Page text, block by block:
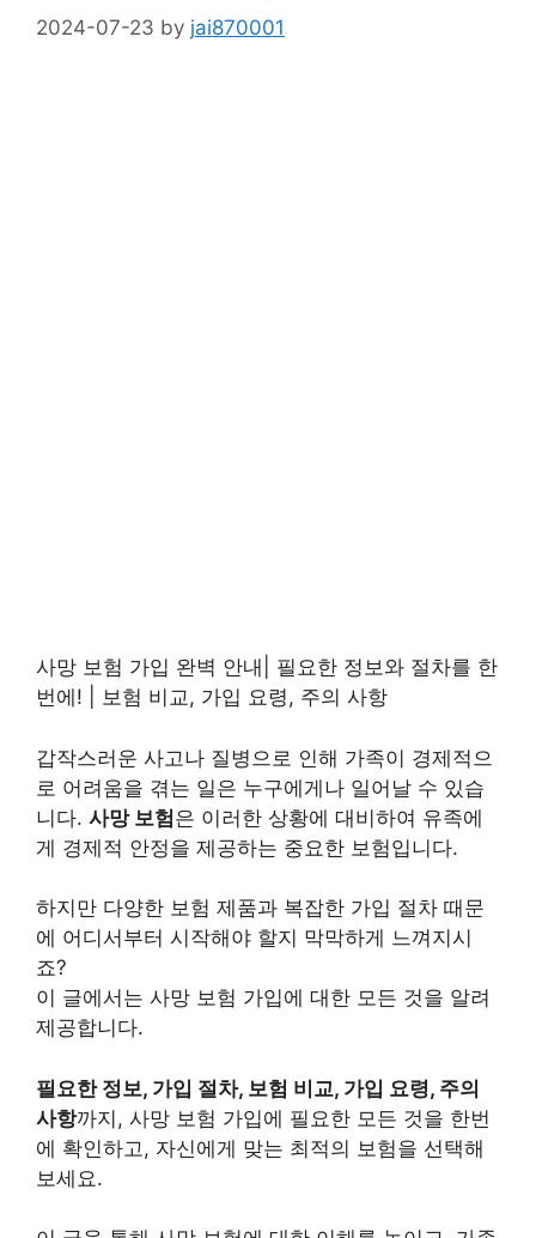
2024-07-23 by jai870001
사망 보험 가입 완벽 안내| 필요한 정보와 절차를 한
번에! | 보험 비교, 가입 요령, 주의 사항
갑작스러운 사고나 질병으로 인해 가족이 경제적으
로 어려움을 겪는 일은 누구에게나 일어날 수 있습
니다. 사망 보험은 이러한 상황에 대비하여 유족에
게 경제적 안정을 제공하는 중요한 보험입니다.
하지만 다양한 보험 제품과 복잡한 가입 절차 때문
에 어디서부터 시작해야 할지 막막하게 느껴지시
죠?
이 글에서는 사망 보험 가입에 대한 모든 것을 알려
제공합니다.
필요한 정보, 가입 절차, 보험 비교, 가입 요령, 주의
사항까지, 사망 보험 가입에 필요한 모든 것을 한번
에 확인하고, 자신에게 맞는 최적의 보험을 선택해
보세요.